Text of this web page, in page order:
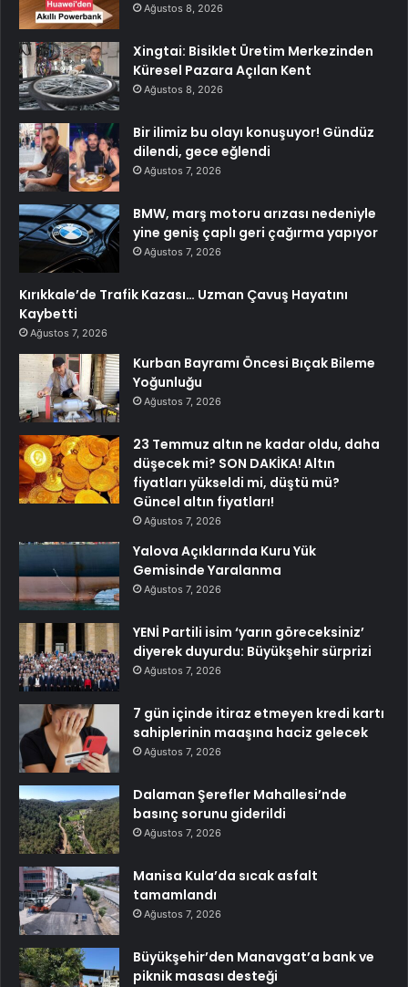
Ağustos 8, 2026
Xingtai: Bisiklet Üretim Merkezinden
Küresel Pazara Açılan Kent
Ağustos 8, 2026
Bir ilimiz bu olayı konuşuyor! Gündüz
dilendi, gece eğlendi
Ağustos 7, 2026
BMW, marş motoru arızası nedeniyle
yine geniş çaplı geri çağırma yapıyor
Ağustos 7, 2026
Kırıkkale’de Trafik Kazası… Uzman Çavuş Hayatını
Kaybetti
Ağustos 7, 2026
Kurban Bayramı Öncesi Bıçak Bileme
Yoğunluğu
Ağustos 7, 2026
23 Temmuz altın ne kadar oldu, daha
düşecek mi? SON DAKİKA! Altın
fiyatları yükseldi mi, düştü mü?
Güncel altın fiyatları!
Ağustos 7, 2026
Yalova Açıklarında Kuru Yük
Gemisinde Yaralanma
Ağustos 7, 2026
YENİ Partili isim ‘yarın göreceksiniz’
diyerek duyurdu: Büyükşehir sürprizi
Ağustos 7, 2026
7 gün içinde itiraz etmeyen kredi kartı
sahiplerinin maaşına haciz gelecek
Ağustos 7, 2026
Dalaman Şerefler Mahallesi’nde
basınç sorunu giderildi
Ağustos 7, 2026
Manisa Kula’da sıcak asfalt
tamamlandı
Ağustos 7, 2026
Büyükşehir’den Manavgat’a bank ve
piknik masası desteği